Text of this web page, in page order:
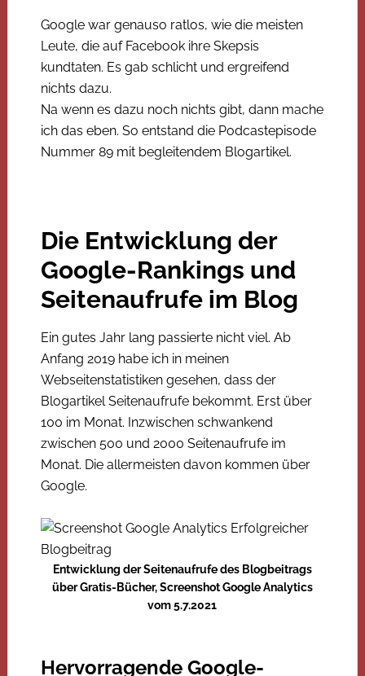
Google war genauso ratlos, wie die meisten
Leute, die auf Facebook ihre Skepsis
kundtaten. Es gab schlicht und ergreifend
nichts dazu.
Na wenn es dazu noch nichts gibt, dann mache
ich das eben. So entstand die Podcastepisode
Nummer 89 mit begleitendem Blogartikel.
Die Entwicklung der
Google-Rankings und
Seitenaufrufe im Blog
Ein gutes Jahr lang passierte nicht viel. Ab
Anfang 2019 habe ich in meinen
Webseitenstatistiken gesehen, dass der
Blogartikel Seitenaufrufe bekommt. Erst über
100 im Monat. Inzwischen schwankend
zwischen 500 und 2000 Seitenaufrufe im
Monat. Die allermeisten davon kommen über
Google.
Entwicklung der Seitenaufrufe des Blogbeitrags
über Gratis-Bücher, Screenshot Google Analytics
vom 5.7.2021
Hervorragende Google-